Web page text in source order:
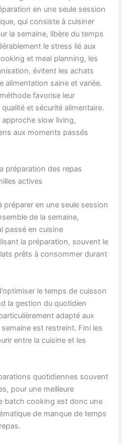
en une seule session
qui consiste à cuisiner
la semaine, libère du temps
le stress lié aux
et meal planning, les
évitent les achats
alimentation saine et variée.
favorise leur
et sécurité alimentaire.
approche slow living,
aux moments passés
préparation des repas
actives
en une seule session
de la semaine,
passé en cuisine
la préparation, souvent le
prêts à consommer durant
le temps de cuisson
la gestion du quotidien
adapté aux
est restreint. Fini les
entre la cuisine et les
quotidiennes souvent
pour une meilleure
batch cooking est donc une
de manque de temps